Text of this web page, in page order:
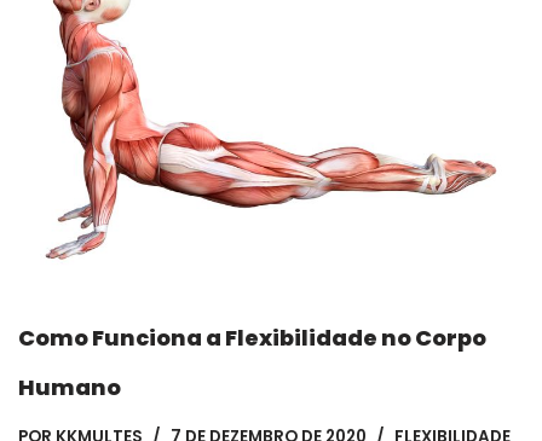
Como Funciona a Flexibilidade no Corpo
Humano